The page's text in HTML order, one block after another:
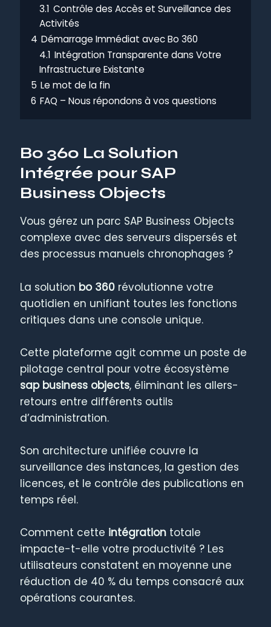
3.1 Contrôle des Accès et Surveillance des
Activités
4 Démarrage Immédiat avec Bo 360
4.1 Intégration Transparente dans Votre
Infrastructure Existante
5 Le mot de la fin
6 FAQ – Nous répondons à vos questions
Bo 360 La Solution
Intégrée pour SAP
Business Objects
Vous gérez un parc SAP Business Objects
complexe avec des serveurs dispersés et
des processus manuels chronophages ?
La solution bo 360 révolutionne votre
quotidien en unifiant toutes les fonctions
critiques dans une console unique.
Cette plateforme agit comme un poste de
pilotage central pour votre écosystème
sap business objects, éliminant les allers-
retours entre différents outils
d’administration.
Son architecture unifiée couvre la
surveillance des instances, la gestion des
licences, et le contrôle des publications en
temps réel.
Comment cette intégration totale
impacte-t-elle votre productivité ? Les
utilisateurs constatent en moyenne une
réduction de 40 % du temps consacré aux
opérations courantes.